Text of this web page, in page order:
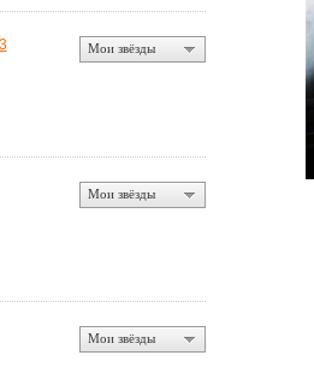
Мои звёзды
Мои звёзды
Мои звёзды